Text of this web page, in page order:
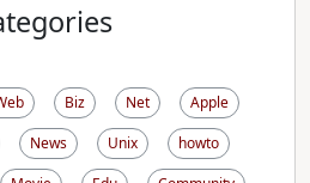
Biz Net
Apple
News Unix
howto